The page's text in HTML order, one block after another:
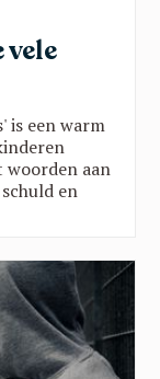
is een warm
woorden aan
en
in rust,
dat ze er